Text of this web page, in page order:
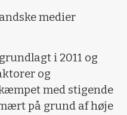
medier
i 2011 og
og
med stigende
på grund af høje